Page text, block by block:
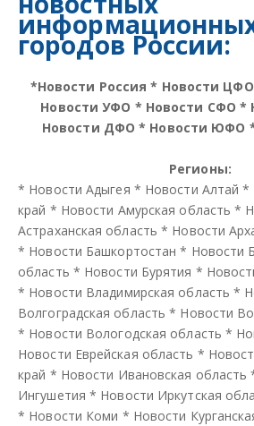
городов России:
*Новости Россия * Новости ЦФО
Новости УФО * Новости СФО *
Новости ДФО * Новости ЮФО
Регионы:
* Новости Адыгея * Новости Алтай *
край * Новости Амурская область *
Астраханская область * Новости
* Новости Башкортостан * Новости
область * Новости Бурятия *
* Новости Владимирская область *
Волгоградская область * Новости
* Новости Вологодская область *
Новости Еврейская область *
край * Новости Ивановская область
Ингушетия * Новости Иркутская
* Новости Коми * Новости